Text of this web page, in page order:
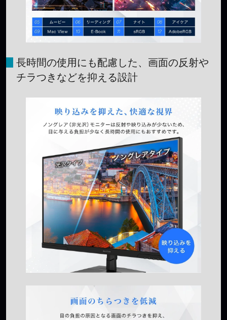
長時間の使用にも配慮した、画面の反射や
チラつきなどを抑える設計